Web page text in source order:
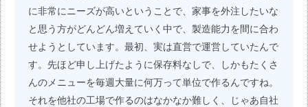
に非常にニーズが高いということで、家事を外注したいな
と思う方がどんどん増えていく中で、製造能力を間に合わ
せようとしています。最初、実は直営で運営していたんで
す。先ほど申し上げたように保存料なしで、しかもたくさ
んのメニューを毎週大量に何万って単位で作るんですね。
それを他社の工場で作るのはなかなか難しく、じゃあ自社